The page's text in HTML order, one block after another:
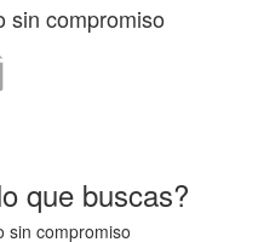
sin compromiso
que buscas?
sin compromiso